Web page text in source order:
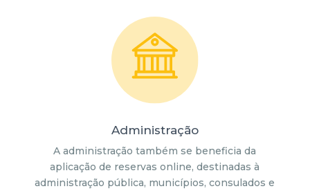
Administração
A administração também se beneficia da
aplicação de reservas online, destinadas à
administração pública, municípios, consulados e